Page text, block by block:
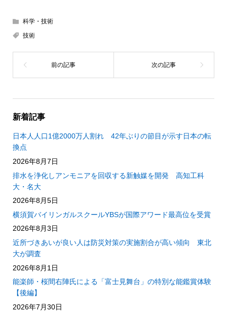
科学・技術
技術
新着記事
日本人人口1億2000万人割れ 42年ぶりの節目が示す日本の転
換点
2026年8月7日
排水を浄化しアンモニアを回収する新触媒を開発 高知工科
大・名大
2026年8月5日
横須賀バイリンガルスクールYBSが国際アワード最高位を受賞
2026年8月3日
近所づきあいが良い人は防災対策の実施割合が高い傾向 東北
大が調査
2026年8月1日
能楽師・桜間右陣氏による「富士見舞台」の特別な能鑑賞体験
【後編】
2026年7月30日